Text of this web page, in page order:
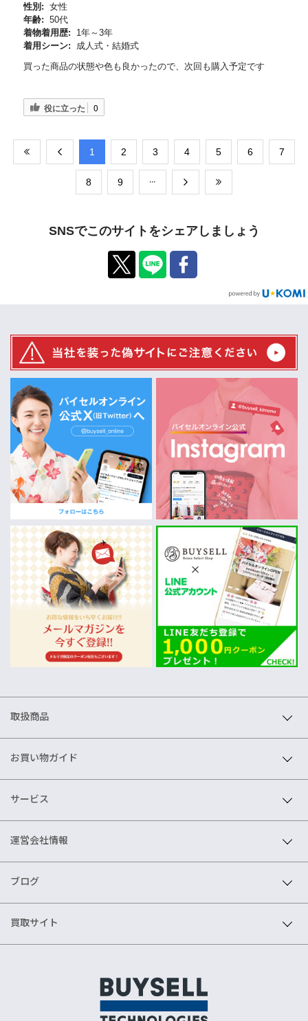
性別: 女性
年齢: 50代
着物着用歴:
1年～3年
着用シーン:
成人式・結婚式
買った商品の状態や色も良かったので、次回も購入予定です
役に立った 0
​1 ​2 ​3 ​4 ​5 ​6 ​7
​8 ​9
SNSでこのサイトをシェアしましょう
取扱商品
お買い物ガイド
サービス
運営会社情報
ブログ
買取サイト